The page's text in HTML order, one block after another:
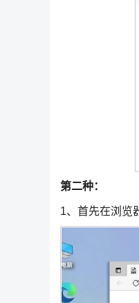
第二种：
1、首先在浏览